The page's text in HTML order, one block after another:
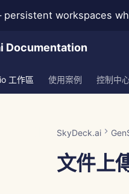
workspaces
Documentation
工作區 使用案例 控制中
SkyDeck.ai
文件上